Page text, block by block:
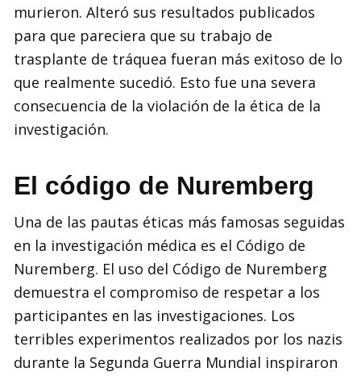
murieron. Alteró sus resultados publicados
para que pareciera que su trabajo de
trasplante de tráquea fueran más exitoso de lo
que realmente sucedió. Esto fue una severa
consecuencia de la violación de la ética de la
investigación.
El código de Nuremberg
Una de las pautas éticas más famosas seguidas
en la investigación médica es el Código de
Nuremberg. El uso del Código de Nuremberg
demuestra el compromiso de respetar a los
participantes en las investigaciones. Los
terribles experimentos realizados por los nazis
durante la Segunda Guerra Mundial inspiraron